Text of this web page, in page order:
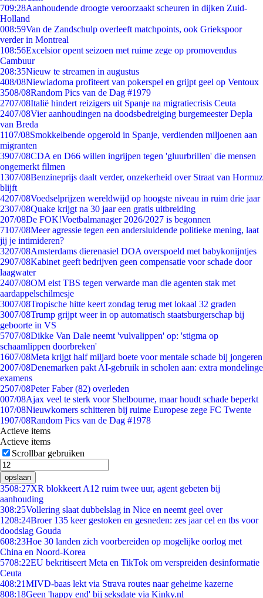
709:28Aanhoudende droogte veroorzaakt scheuren in dijken Zuid-
Holland
008:59Van de Zandschulp overleeft matchpoints, ook Griekspoor
verder in Montreal
108:56Excelsior opent seizoen met ruime zege op promovendus
Cambuur
208:35Nieuw te streamen in augustus
408/08Niewiadoma profiteert van pokerspel en grijpt geel op Ventoux
3508/08Random Pics van de Dag #1979
2707/08Italië hindert reizigers uit Spanje na migratiecrisis Ceuta
2407/08Vier aanhoudingen na doodsbedreiging burgemeester Depla
van Breda
1107/08Smokkelbende opgerold in Spanje, verdienden miljoenen aan
migranten
3907/08CDA en D66 willen ingrijpen tegen 'gluurbrillen' die mensen
ongemerkt filmen
1307/08Benzineprijs daalt verder, onzekerheid over Straat van Hormuz
blijft
4207/08Voedselprijzen wereldwijd op hoogste niveau in ruim drie jaar
2307/08Quake krijgt na 30 jaar een gratis uitbreiding
207/08De FOK!Voetbalmanager 2026/2027 is begonnen
7107/08Meer agressie tegen een andersluidende politieke mening, laat
jij je intimideren?
3207/08Amsterdams dierenasiel DOA overspoeld met babykonijntjes
2907/08Kabinet geeft bedrijven geen compensatie voor schade door
laagwater
2407/08OM eist TBS tegen verwarde man die agenten stak met
aardappelschilmesje
3007/08Tropische hitte keert zondag terug met lokaal 32 graden
3007/08Trump grijpt weer in op automatisch staatsburgerschap bij
geboorte in VS
5707/08Dikke Van Dale neemt 'vulvalippen' op: 'stigma op
schaamlippen doorbreken'
1607/08Meta krijgt half miljard boete voor mentale schade bij jongeren
2007/08Denemarken pakt AI-gebruik in scholen aan: extra mondelinge
examens
2507/08Peter Faber (82) overleden
007/08Ajax veel te sterk voor Shelbourne, maar houdt schade beperkt
107/08Nieuwkomers schitteren bij ruime Europese zege FC Twente
1907/08Random Pics van de Dag #1978
Actieve items
Actieve items
Scrollbar gebruiken
opslaan
3508:27XR blokkeert A12 ruim twee uur, agent gebeten bij
aanhouding
308:25Vollering slaat dubbelslag in Nice en neemt geel over
1208:24Broer 135 keer gestoken en gesneden: zes jaar cel en tbs voor
doodslag Gouda
608:23Hoe 30 landen zich voorbereiden op mogelijke oorlog met
China en Noord-Korea
5708:22EU bekritiseert Meta en TikTok om verspreiden desinformatie
Ceuta
408:21MIVD-baas lekt via Strava routes naar geheime kazerne
808:18Geen 'happy end' bij seksdate via Kinky.nl